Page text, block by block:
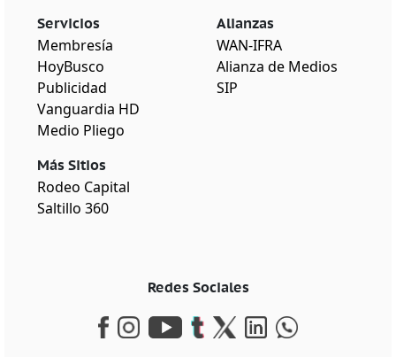
Servicios
Membresía
HoyBusco
Publicidad
Vanguardia HD
Medio Pliego
Más Sitios
Rodeo Capital
Saltillo 360
Alianzas
WAN-IFRA
Alianza de Medios
SIP
Redes Sociales